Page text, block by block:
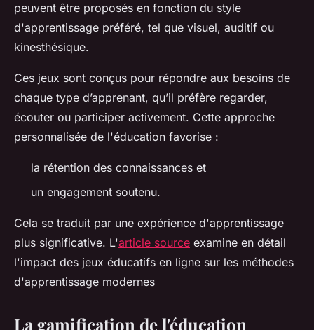
peuvent être proposés en fonction du style
d'apprentissage préféré, tel que visuel, auditif ou
kinesthésique.
Ces jeux sont conçus pour répondre aux besoins de
chaque type d’apprenant, qu’il préfère regarder,
écouter ou participer activement. Cette approche
personnalisée de l'éducation favorise :
la rétention des connaissances et
un engagement soutenu.
Cela se traduit par une expérience d'apprentissage
plus significative. L'article source examine en détail
l'impact des jeux éducatifs en ligne sur les méthodes
d'apprentissage modernes
La gamification de l'éducation